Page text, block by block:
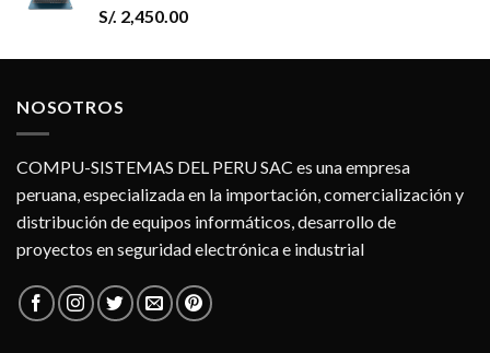
S/. 2,450.00
NOSOTROS
COMPU-SISTEMAS DEL PERU SAC es una empresa
peruana, especializada en la importación, comercialización y
distribución de equipos informáticos, desarrollo de
proyectos en seguridad electrónica e industrial